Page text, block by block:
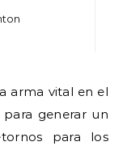
generar un
para los